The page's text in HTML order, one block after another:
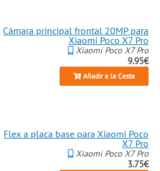
Cámara principal frontal 20MP para
Xiaomi Poco X7 Pro
Xiaomi Poco X7 Pro
9.95€
Añadir a la Cesta
Flex a placa base para Xiaomi Poco
X7 Pro
Xiaomi Poco X7 Pro
3.75€